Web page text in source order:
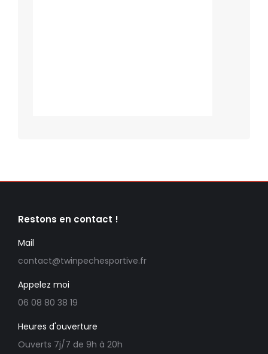
Restons en contact !
Mail
contact@twinpechesportive.fr
Appelez moi
06 08 80 38 19
Heures d'ouverture
Ouverts 7j/7 de 9h à 20h